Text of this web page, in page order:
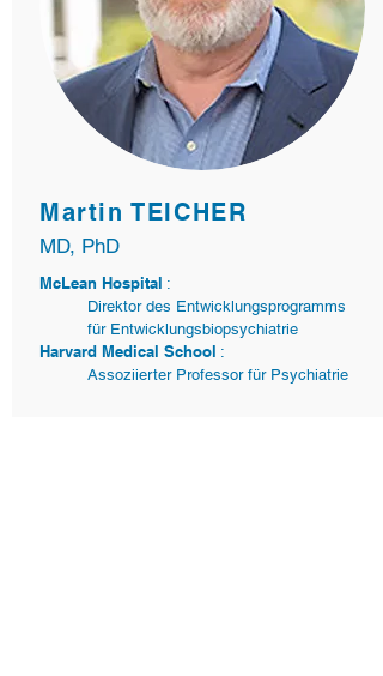
Martin TEICHER
MD, PhD
McLean Hospital :
Direktor des Entwicklungsprogramms
für Entwicklungsbiopsychiatrie
Harvard Medical School :
Assoziierter Professor für Psychiatrie